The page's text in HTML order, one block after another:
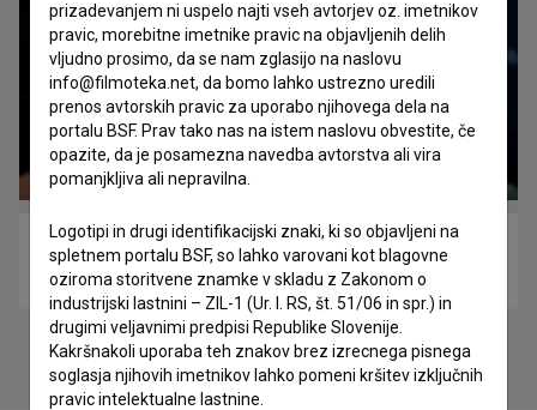
Alternativa (2021)
drama, glasbeni
prizadevanjem ni uspelo najti vseh avtorjev oz. imetnikov
pravic, morebitne imetnike pravic na objavljenih delih
vljudno prosimo, da se nam zglasijo na naslovu
info@filmoteka.net, da bomo lahko ustrezno uredili
prenos avtorskih pravic za uporabo njihovega dela na
portalu BSF. Prav tako nas na istem naslovu obvestite, če
opazite, da je posamezna navedba avtorstva ali vira
pomanjkljiva ali nepravilna.
Logotipi in drugi identifikacijski znaki, ki so objavljeni na
spletnem portalu BSF, so lahko varovani kot blagovne
oziroma storitvene znamke v skladu z Zakonom o
industrijski lastnini – ZIL-1 (Ur. l. RS, št. 51/06 in spr.) in
drugimi veljavnimi predpisi Republike Slovenije.
Kakršnakoli uporaba teh znakov brez izrecnega pisnega
soglasja njihovih imetnikov lahko pomeni kršitev izključnih
pravic intelektualne lastnine.